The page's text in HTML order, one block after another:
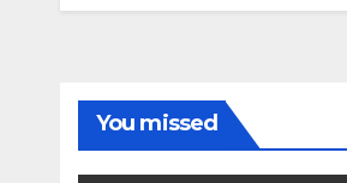
You missed